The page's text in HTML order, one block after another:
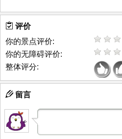
评价
你的景点评价:
你的无障碍评价:
整体评分:
留言